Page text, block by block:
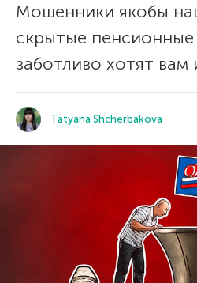
Мошенники якобы
скрытые
заботливо хотят вам
Tatyana Shcherbakova